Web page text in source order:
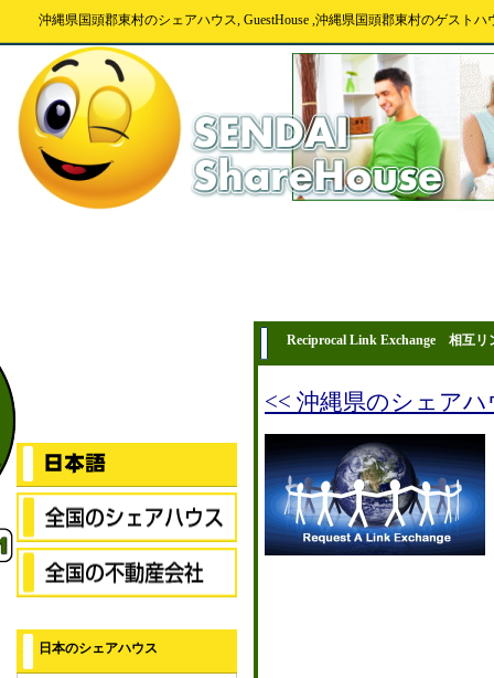
沖縄県国頭郡東村のシェアハウス, GuestHouse ,沖縄県国頭郡東村のゲストハ
日本のシェアハウス
Reciprocal Link Exchange 相互リ
<< 沖縄県のシェア